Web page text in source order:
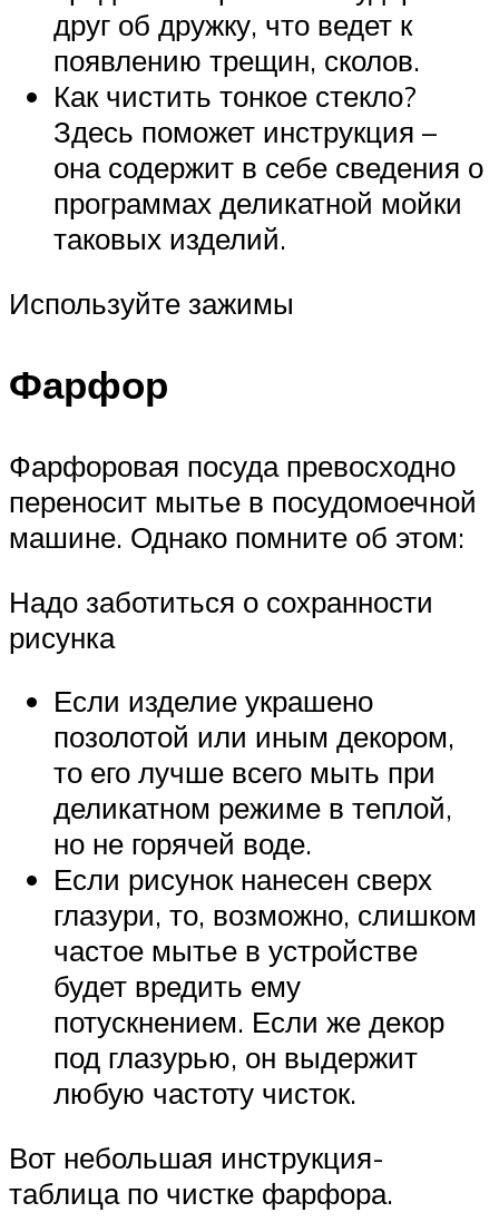
друг об дружку, что ведет к
появлению трещин, сколов.
Как чистить тонкое стекло?
Здесь поможет инструкция –
она содержит в себе сведения о
программах деликатной мойки
таковых изделий.
Используйте зажимы
Фарфор
Фарфоровая посуда превосходно
переносит мытье в посудомоечной
машине. Однако помните об этом:
Надо заботиться о сохранности
рисунка
Если изделие украшено
позолотой или иным декором,
то его лучше всего мыть при
деликатном режиме в теплой,
но не горячей воде.
Если рисунок нанесен сверх
глазури, то, возможно, слишком
частое мытье в устройстве
будет вредить ему
потускнением. Если же декор
под глазурью, он выдержит
любую частоту чисток.
Вот небольшая инструкция-
таблица по чистке фарфора.